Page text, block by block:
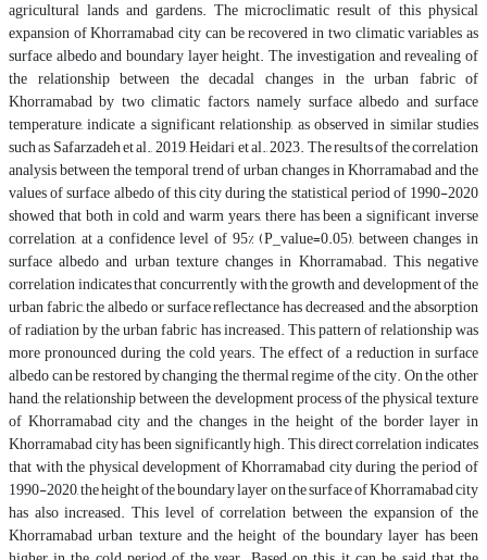
agricultural lands and gardens. The microclimatic result of this physical
expansion of Khorramabad city can be recovered in two climatic variables as
surface albedo and boundary layer height. The investigation and revealing of
the relationship between the decadal changes in the urban fabric of
Khorramabad by two climatic factors, namely surface albedo and surface
temperature, indicate a significant relationship, as observed in similar studies
such as Safarzadeh et al., 2019, Heidari et al., 2023. The results of the correlation
analysis between the temporal trend of urban changes in Khorramabad and the
values of surface albedo of this city during the statistical period of 1990-2020
showed that both in cold and warm years, there has been a significant inverse
correlation, at a confidence level of 95% (P_value=0.05), between changes in
surface albedo and urban texture changes in Khorramabad. This negative
correlation indicates that concurrently with the growth and development of the
urban fabric, the albedo or surface reflectance has decreased, and the absorption
of radiation by the urban fabric has increased. This pattern of relationship was
more pronounced during the cold years. The effect of a reduction in surface
albedo can be restored by changing the thermal regime of the city. On the other
hand, the relationship between the development process of the physical texture
of Khorramabad city and the changes in the height of the border layer in
Khorramabad city has been significantly high. This direct correlation indicates
that with the physical development of Khorramabad city during the period of
1990-2020, the height of the boundary layer on the surface of Khorramabad city
has also increased. This level of correlation between the expansion of the
Khorramabad urban texture and the height of the boundary layer has been